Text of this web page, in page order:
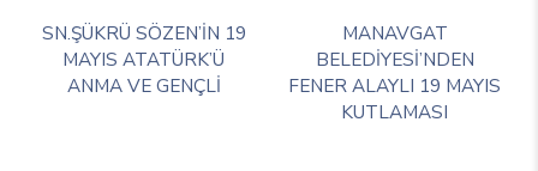
SN.ŞÜKRÜ SÖZEN’İN 19
MAYIS ATATÜRK’Ü
ANMA VE GENÇLİ
MANAVGAT
BELEDİYESİ’NDEN
FENER ALAYLI 19 MAYIS
KUTLAMASI